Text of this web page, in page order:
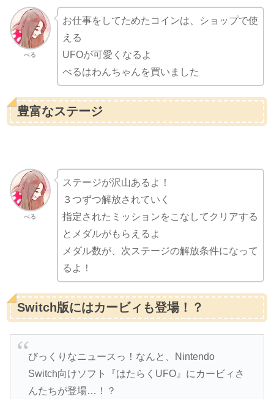
べる
お仕事をしてためたコインは、ショップで使
える
UFOが可愛くなるよ
べるはわんちゃんを買いました
豊富なステージ
べる
ステージが沢山あるよ！
３つずつ解放されていく
指定されたミッションをこなしてクリアする
とメダルがもらえるよ
メダル数が、次ステージの解放条件になって
るよ！
Switch版にはカービィも登場！？
びっくりなニュースっ！なんと、Nintendo
Switch向けソフト『はたらくUFO』にカービィさ
んたちが登場…！？